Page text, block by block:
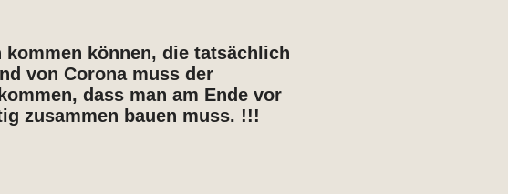
können, die tatsächlich
von Corona muss der
dass man am Ende vor
zusammen bauen muss. !!!